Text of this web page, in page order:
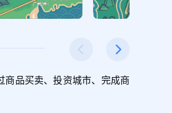
品买卖、投资城市、完成商